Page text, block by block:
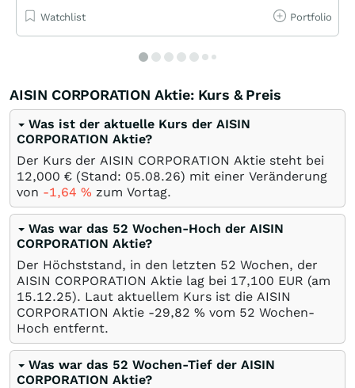
Watchlist Portfolio
AISIN CORPORATION Aktie: Kurs & Preis
Was ist der aktuelle Kurs der AISIN
CORPORATION Aktie?
Der Kurs der AISIN CORPORATION Aktie steht bei
12,000 € (Stand: 05.08.26) mit einer Veränderung
von -1,64 % zum Vortag.
Was war das 52 Wochen-Hoch der AISIN
CORPORATION Aktie?
Der Höchststand, in den letzten 52 Wochen, der
AISIN CORPORATION Aktie lag bei 17,100 EUR (am
15.12.25). Laut aktuellem Kurs ist die AISIN
CORPORATION Aktie -29,82 % vom 52 Wochen-
Hoch entfernt.
Was war das 52 Wochen-Tief der AISIN
CORPORATION Aktie?